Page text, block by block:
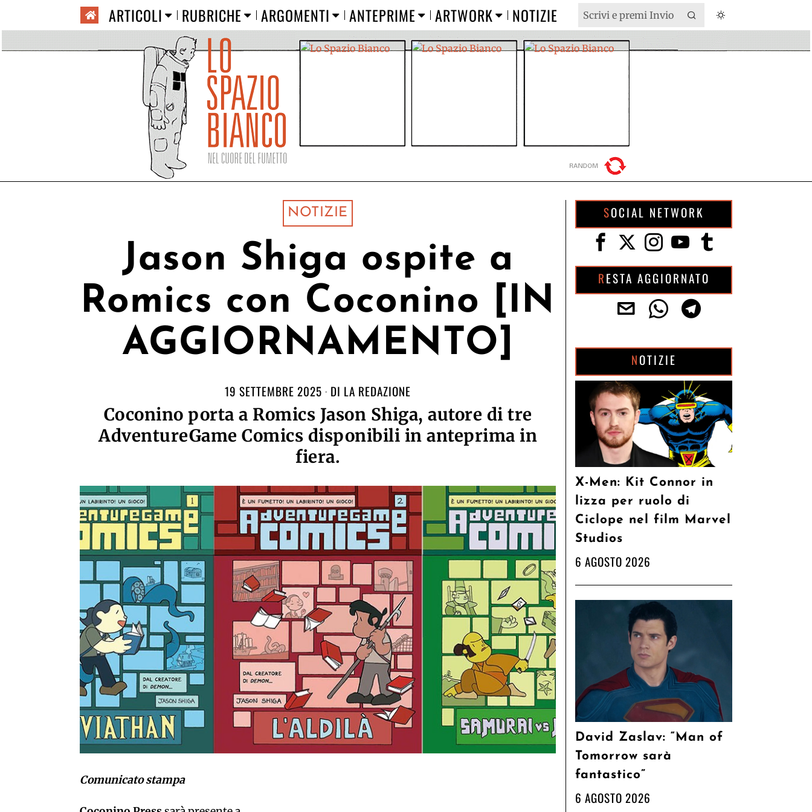
ARTICOLI RUBRICHE ARGOMENTI ANTEPRIME ARTWORK NOTIZIE
NOTIZIE
Jason Shiga ospite a
Romics con Coconino [IN
AGGIORNAMENTO]
19 SETTEMBRE 2025 DI LA REDAZIONE
Coconino porta a Romics Jason Shiga, autore di tre
AdventureGame Comics disponibili in anteprima in
fiera.
Comunicato stampa
SOCIAL NETWORK
RESTA AGGIORNATO
NOTIZIE
X-Men: Kit Connor in
lizza per ruolo di
Ciclope nel film Marvel
Studios
6 AGOSTO 2026
David Zaslav: “Man of
Tomorrow sarà
fantastico”
6 AGOSTO 2026